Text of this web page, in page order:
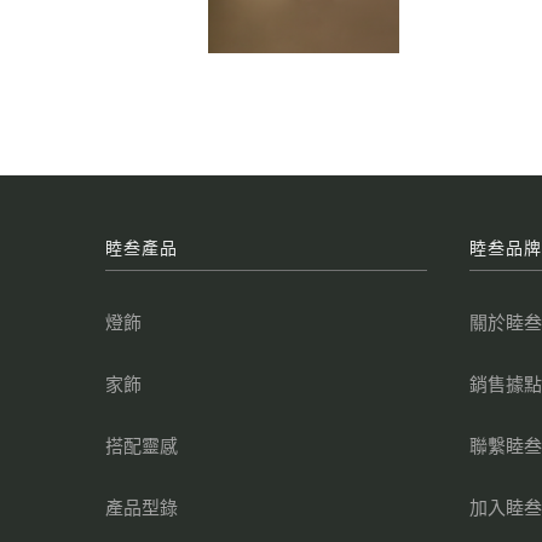
睦叁產品
燈飾
家飾
搭配靈感
產品型錄
睦叁品牌
關於睦叁
銷售據點
聯繫睦叁
加入睦叁